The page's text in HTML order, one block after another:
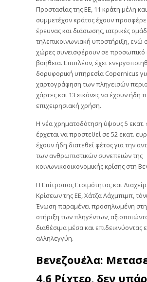
Προστασίας της ΕΕ, 11 κράτη μέλη
συμμετέχον κράτος έχουν
έρευνας και διάσωσης, ιατρικές
τηλεπικοινωνιακή υποστήριξη, ενώ
χώρες συνεισφέρουν σε προσωπικό
βοήθεια. Επιπλέον, έχει
δορυφορική υπηρεσία Copernicus
χαρτογράφηση των πληγεισών
χάρτες και 13 εικόνες να έχουν ήδη
επιχειρησιακή χρήση.
Η νέα χρηματοδότηση ύψους 5
έρχεται να προστεθεί σε 52 εκατ.
έχουν ήδη διατεθεί φέτος για την
των ανθρωπιστικών συνεπειών της
κοινωνικοοικονομικής κρίσης στη
Η Επίτροπος Ετοιμότητας και
Κρίσεων της ΕΕ, Χάτζα Λάχμπιμπ,
Ένωση παραμένει προσηλωμένη
στήριξη των πληγέντων,
διαθέσιμα μέσα και επιδεικνύοντας
αλληλεγγύη.
Βενεζουέλα:
4,6 Ρίχτερ, δεν